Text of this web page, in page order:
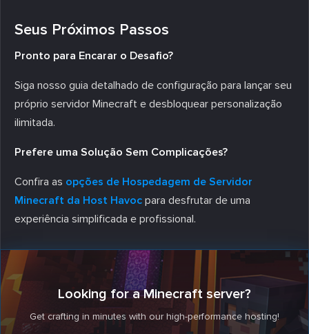
Seus Próximos Passos
Pronto para Encarar o Desafio?
Siga nosso guia detalhado de configuração para lançar seu
próprio servidor Minecraft e desbloquear personalização
ilimitada.
Prefere uma Solução Sem Complicações?
Confira as opções de Hospedagem de Servidor
Minecraft da Host Havoc para desfrutar de uma
experiência simplificada e profissional.
Looking for a Minecraft server?
Get crafting in minutes with our high-performance hosting!